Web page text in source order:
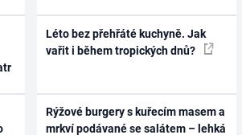
Léto bez přehřáté kuchyně. Jak
vařit i během tropických dnů?
Rýžové burgery s kuřecím masem a
mrkví podávané se salátem – lehká